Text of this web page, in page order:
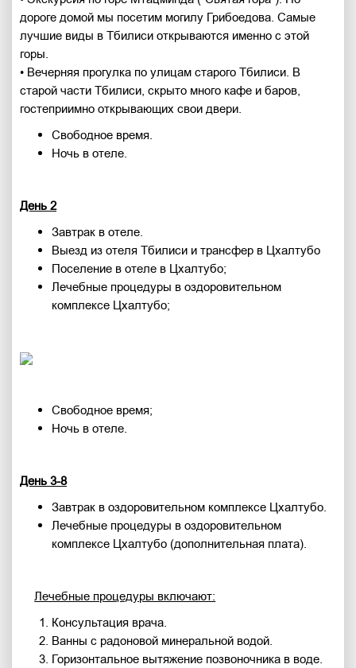
дороге домой мы посетим могилу Грибоедова. Самые
лучшие виды в Тбилиси открываются именно с этой
горы.
• Вечерняя прогулка по улицам старого Тбилиси. В
старой части Тбилиси, скрыто много кафе и баров,
гостеприимно открывающих свои двери.
Свободное время.
Ночь в отеле.
День 2
Завтрак в отеле.
Выезд из отеля Тбилиси и трансфер в Цхалтубо
Поселение в отеле в Цхалтубо;
Лечебные процедуры в оздоровительном
комплексе Цхалтубо;
Свободное время;
Ночь в отеле.
День 3-8
Завтрак в оздоровительном комплексе Цхалтубо.
Лечебные процедуры в оздоровительном
комплексе Цхалтубо (дополнительная плата).
Лечебные процедуры включают:
Консультация врача.
Ванны с радоновой минеральной водой.
Горизонтальное вытяжение позвоночника в воде.